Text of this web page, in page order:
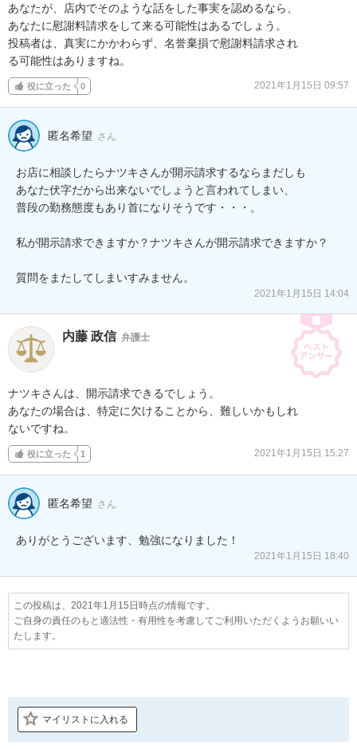
あなたが、店内でそのような話をした事実を認めるなら、
あなたに慰謝料請求をして来る可能性はあるでしょう。
投稿者は、真実にかかわらず、名誉棄損で慰謝料請求され
る可能性はありますね。
役に立った 0 2021年1月15日 09:57
匿名希望 さん
お店に相談したらナツキさんが開示請求するならまだしも
あなた伏字だから出来ないでしょうと言われてしまい、
普段の勤務態度もあり首になりそうです・・・。
私が開示請求できますか？ナツキさんが開示請求できますか？
質問をまたしてしまいすみません。
2021年1月15日 14:04
内藤 政信 弁護士
ナツキさんは、開示請求できるでしょう。
あなたの場合は、特定に欠けることから、難しいかもしれ
ないですね。
役に立った 1 2021年1月15日 15:27
匿名希望 さん
ありがとうございます、勉強になりました！
2021年1月15日 18:40
この投稿は、2021年1月15日時点の情報です。
ご自身の責任のもと適法性・有用性を考慮してご利用いただくようお願いい
たします。
マイリストに入れる